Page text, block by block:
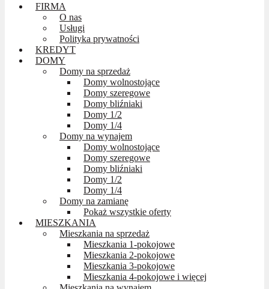
FIRMA
O nas
Usługi
Polityka prywatności
KREDYT
DOMY
Domy na sprzedaż
Domy wolnostojące
Domy szeregowe
Domy bliźniaki
Domy 1/2
Domy 1/4
Domy na wynajem
Domy wolnostojące
Domy szeregowe
Domy bliźniaki
Domy 1/2
Domy 1/4
Domy na zamianę
Pokaż wszystkie oferty
MIESZKANIA
Mieszkania na sprzedaż
Mieszkania 1-pokojowe
Mieszkania 2-pokojowe
Mieszkania 3-pokojowe
Mieszkania 4-pokojowe i więcej